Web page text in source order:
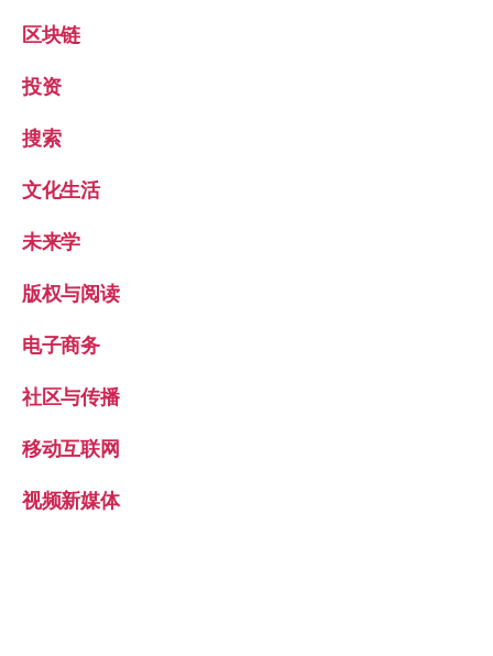
区块链
投资
搜索
文化生活
未来学
版权与阅读
电子商务
社区与传播
移动互联网
视频新媒体